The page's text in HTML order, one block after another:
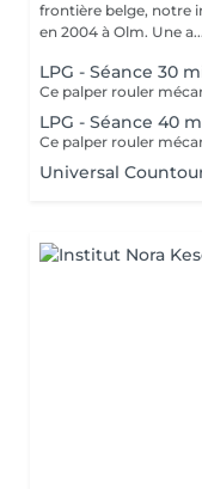
frontière belge, notre
en 2004 à Olm. Une a...
LPG - Séance 30
LPG - Séance 40
Universal